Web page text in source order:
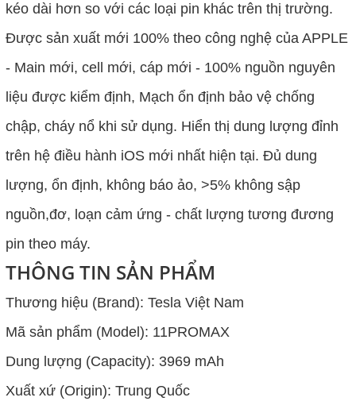
kéo dài hơn so với các loại pin khác trên thị trường.
Được sản xuất mới 100% theo công nghệ của APPLE
- Main mới, cell mới, cáp mới - 100% nguồn nguyên
liệu được kiểm định, Mạch ổn định bảo vệ chống
chập, cháy nổ khi sử dụng. Hiển thị dung lượng đỉnh
trên hệ điều hành iOS mới nhất hiện tại. Đủ dung
lượng, ổn định, không báo ảo, >5% không sập
nguồn,đơ, loạn cảm ứng - chất lượng tương đương
pin theo máy.
THÔNG TIN SẢN PHẨM
Thương hiệu (Brand): Tesla Việt Nam
Mã sản phẩm (Model): 11PROMAX
Dung lượng (Capacity): 3969 mAh
Xuất xứ (Origin): Trung Quốc